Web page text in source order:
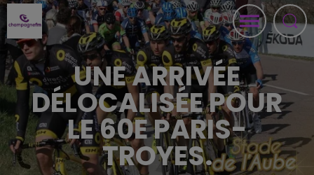
UNE ARRIVÉE
DÉLOCALISÉE POUR
LE 60E PARIS-
TROYES.